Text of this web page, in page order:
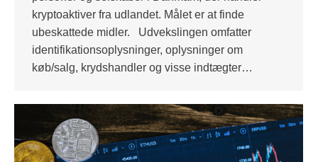
kryptoaktiver fra udlandet. Målet er at finde
ubeskattede midler. Udvekslingen omfatter
identifikationsoplysninger, oplysninger om
køb/salg, krydshandler og visse indtægter…